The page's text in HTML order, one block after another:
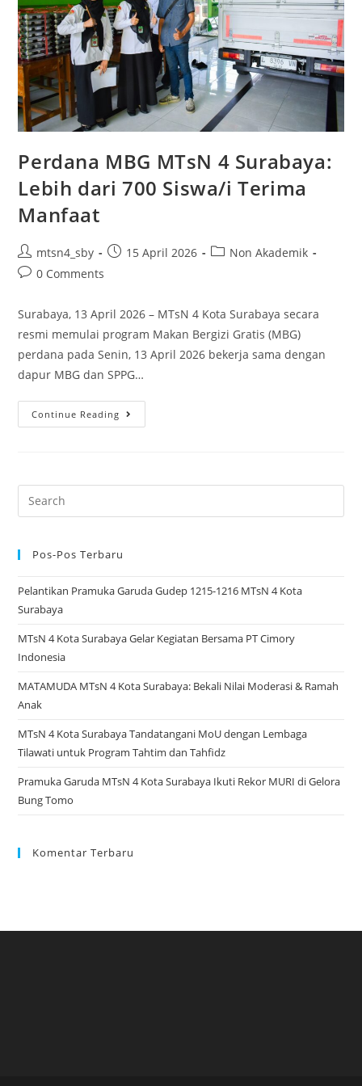
Perdana MBG MTsN 4 Surabaya:
Lebih dari 700 Siswa/i Terima
Manfaat
Post
author:
mtsn4_sby
Post15 April 2026
PostNon Akademik
Post0 Comments
Surabaya, 13 April 2026 – MTsN 4 Kota Surabaya secara
resmi memulai program Makan Bergizi Gratis (MBG)
perdana pada Senin, 13 April 2026 bekerja sama dengan
dapur MBG dan SPPG…
Continue Reading
MBG
Surabaya:
Terima
Search
for:
Pos-Pos Terbaru
Pelantikan Pramuka Garuda Gudep 1215-1216 MTsN 4 Kota
Surabaya
MTsN 4 Kota Surabaya Gelar Kegiatan Bersama PT Cimory
Indonesia
MATAMUDA MTsN 4 Kota Surabaya: Bekali Nilai Moderasi & Ramah
Anak
MTsN 4 Kota Surabaya Tandatangani MoU dengan Lembaga
Tilawati untuk Program Tahtim dan Tahfidz
Pramuka Garuda MTsN 4 Kota Surabaya Ikuti Rekor MURI di Gelora
Bung Tomo
Komentar Terbaru